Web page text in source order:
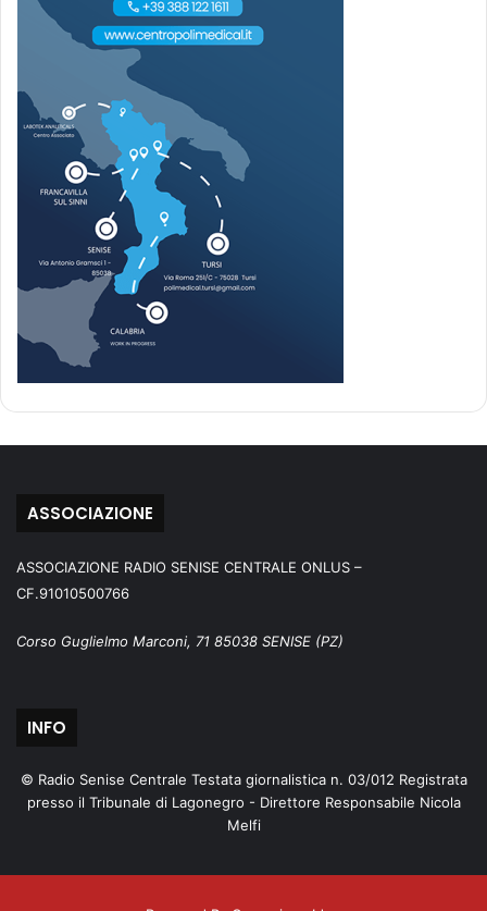
ASSOCIAZIONE
ASSOCIAZIONE RADIO SENISE CENTRALE ONLUS –
CF.91010500766
Corso Guglielmo Marconi, 71 85038 SENISE (PZ)
INFO
© Radio Senise Centrale Testata giornalistica n. 03/012 Registrata
presso il Tribunale di Lagonegro - Direttore Responsabile Nicola
Melfi